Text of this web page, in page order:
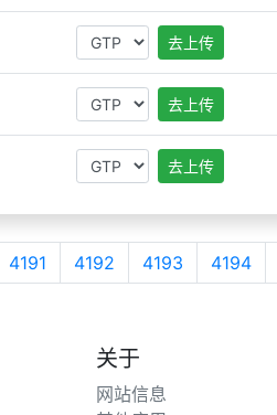
去上传
去上传
去上传
4191 4192 4193 4194
关于
网站信息